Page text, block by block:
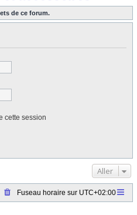
de ce forum.
cette session
Aller
Fuseau horaire sur UTC+02:00